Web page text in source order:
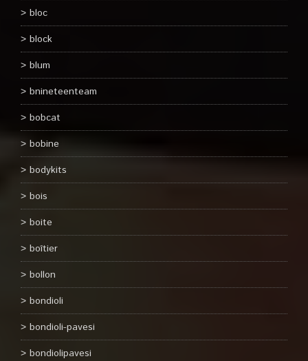
bloc
block
blum
bnineteenteam
bobcat
bobine
bodykits
bois
boite
boîtier
bollon
bondioli
bondioli-pavesi
bondiolipavesi